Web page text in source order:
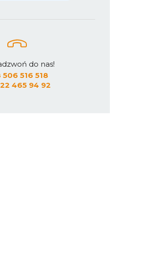
do nas!
506 516 518
465 94 92